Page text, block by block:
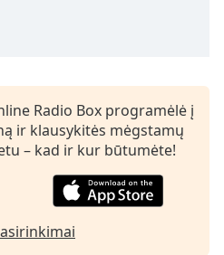
Radio Box programėlė į
ir klausykitės mėgstamų
– kad ir kur būtumėte!